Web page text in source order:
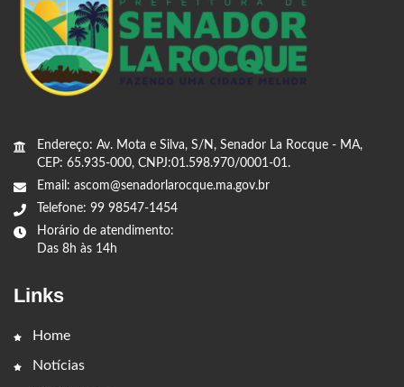
Endereço: Av. Mota e Silva, S/N, Senador La Rocque - MA,
CEP: 65.935-000, CNPJ:01.598.970/0001-01.
Email: ascom@senadorlarocque.ma.gov.br
Telefone: 99 98547-1454
Horário de atendimento:
Das 8h às 14h
Links
Home
Notícias